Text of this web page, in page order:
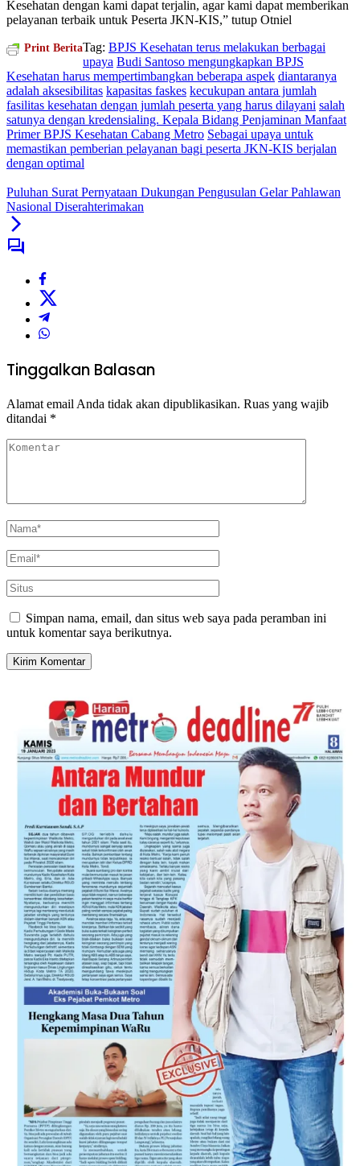
Kesehatan dengan kami dapat terjalin, agar kami dapat memberikan
pelayanan terbaik untuk Peserta JKN-KIS,” tutup Otniel
Print BeritaTag: BPJS Kesehatan terus melakukan berbagai
upaya Budi Santoso mengungkapkan BPJS
Kesehatan harus mempertimbangkan beberapa aspek diantaranya
adalah aksesibilitas kapasitas faskes kecukupan antara jumlah
fasilitas kesehatan dengan jumlah peserta yang harus dilayani salah
satunya dengan kredensialing. Kepala Bidang Penjaminan Manfaat
Primer BPJS Kesehatan Cabang Metro Sebagai upaya untuk
memastikan pemberian pelayanan bagi peserta JKN-KIS berjalan
dengan optimal
Puluhan Surat Pernyataan Dukungan Pengusulan Gelar Pahlawan
Nasional Diserahterimakan
Tinggalkan Balasan
Alamat email Anda tidak akan dipublikasikan. Ruas yang wajib
ditandai *
Simpan nama, email, dan situs web saya pada peramban ini
untuk komentar saya berikutnya.